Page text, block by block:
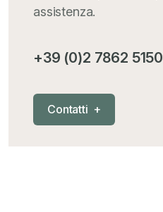
assistenza.
+39 (0)2 7862 5150
Contatti +